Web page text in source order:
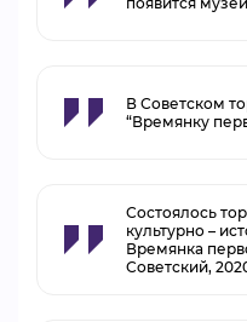
В Советском
“Времянку
Состоялось
культурно –
Времянка
Советский,